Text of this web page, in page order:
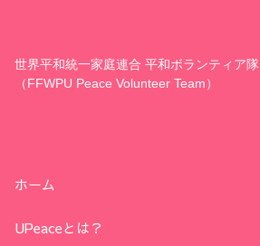
世界平和統一家庭連合 平和ボランティア隊
（FFWPU Peace Volunteer Team）
ホーム
UPeaceとは？